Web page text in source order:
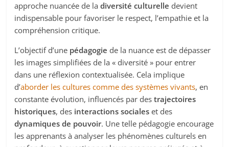
approche nuancée de ladiversité culturelle devient
indispensable pour favoriser le respect, l’empathie et la
compréhension critique.
L’objectif d’une pédagogie de la nuance est de dépasser
les images simplifiées de la « diversité » pour entrer
dans une réflexion contextualisée. Cela implique
d’aborder les cultures comme des systèmes vivants, en
constante évolution, influencés par destrajectoires
historiques, des interactions sociales et des
dynamiques de pouvoir. Une telle pédagogie encourage
les apprenants à analyser les phénomènes culturels en